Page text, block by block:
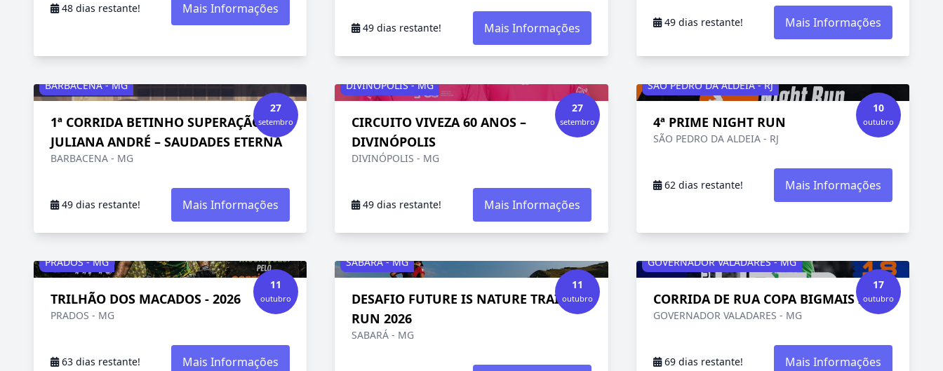
48 dias restante! Mais Informações
49 dias restante! Mais Informações 49 dias restante! Mais Informações
27
setembro
BARBACENA - MG
1ª CORRIDA BETINHO SUPERAÇÃO
JULIANA ANDRÉ – SAUDADES ETERNA
BARBACENA - MG
49 dias restante! Mais Informações
27
setembro
DIVINÓPOLIS - MG
CIRCUITO VIVEZA 60 ANOS –
DIVINÓPOLIS
DIVINÓPOLIS - MG
49 dias restante! Mais Informações
10
outubro
SÃO PEDRO DA ALDEIA - RJ
4ª PRIME NIGHT RUN
SÃO PEDRO DA ALDEIA - RJ
62 dias restante! Mais Informações
11
outubro
PRADOS - MG
TRILHÃO DOS MACADOS - 2026
PRADOS - MG
63 dias restante! Mais Informações
11
outubro
SABARÁ - MG
DESAFIO FUTURE IS NATURE TRAIL
RUN 2026
SABARÁ - MG
17
outubro
GOVERNADOR VALADARES - MG
CORRIDA DE RUA COPA BIGMAIS 2026
GOVERNADOR VALADARES - MG
69 dias restante! Mais Informações